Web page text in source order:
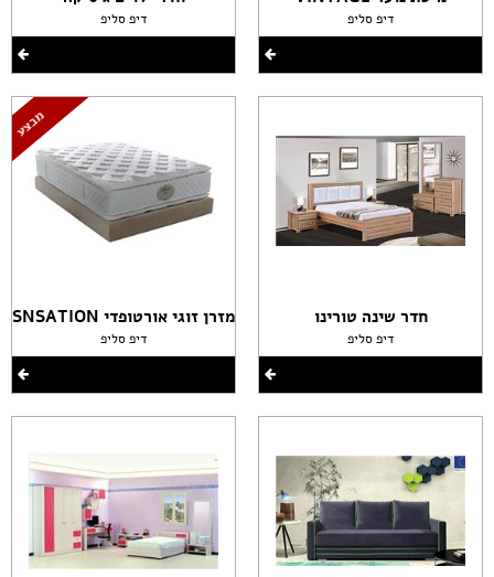
דיפ סליפ
חדר שינה טורינו
דיפ סליפ
דיפ סליפ
מזרן זוגי אורטופדי SNSATION
דיפ סליפ